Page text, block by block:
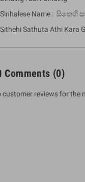
Sinhalese Name :
Sithehi Sathuta Athi Kara
Comments (0)
customer reviews for the